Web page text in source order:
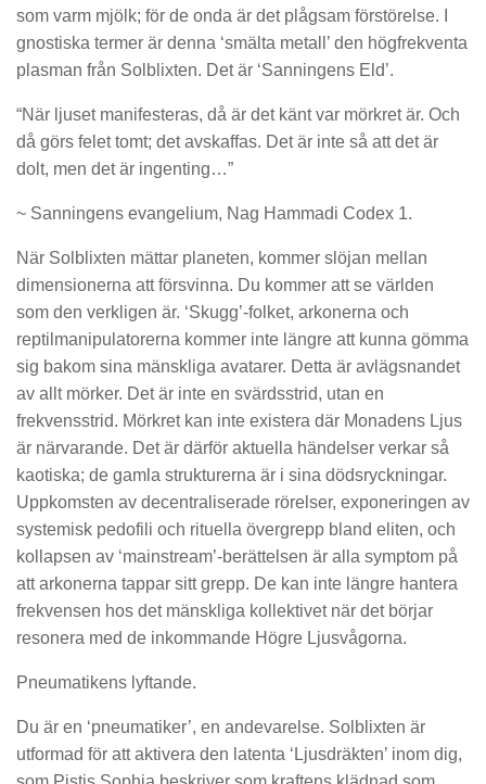
som varm mjölk; för de onda är det plågsam förstörelse. I
gnostiska termer är denna ‘smälta metall’ den högfrekventa
plasman från Solblixten. Det är ‘Sanningens Eld’.
“När ljuset manifesteras, då är det känt var mörkret är. Och
då görs felet tomt; det avskaffas. Det är inte så att det är
dolt, men det är ingenting…”
~ Sanningens evangelium, Nag Hammadi Codex 1.
När Solblixten mättar planeten, kommer slöjan mellan
dimensionerna att försvinna. Du kommer att se världen
som den verkligen är. ‘Skugg’-folket, arkonerna och
reptilmanipulatorerna kommer inte längre att kunna gömma
sig bakom sina mänskliga avatarer. Detta är avlägsnandet
av allt mörker. Det är inte en svärdsstrid, utan en
frekvensstrid. Mörkret kan inte existera där Monadens Ljus
är närvarande. Det är därför aktuella händelser verkar så
kaotiska; de gamla strukturerna är i sina dödsryckningar.
Uppkomsten av decentraliserade rörelser, exponeringen av
systemisk pedofili och rituella övergrepp bland eliten, och
kollapsen av ‘mainstream’-berättelsen är alla symptom på
att arkonerna tappar sitt grepp. De kan inte längre hantera
frekvensen hos det mänskliga kollektivet när det börjar
resonera med de inkommande Högre Ljusvågorna.
Pneumatikens lyftande.
Du är en ‘pneumatiker’, en andevarelse. Solblixten är
utformad för att aktivera den latenta ‘Ljusdräkten’ inom dig,